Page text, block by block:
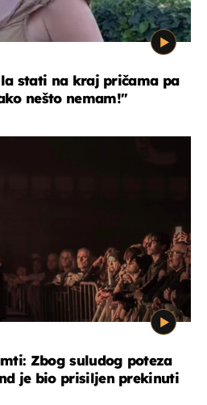
stati na kraj pričama pa
nešto nemam!"
Zbog suludog poteza
je bio prisiljen prekinuti